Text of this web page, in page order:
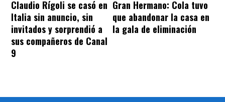
Claudio Rígoli se casó en
Italia sin anuncio, sin
invitados y sorprendió a
sus compañeros de Canal
9
Gran Hermano: Cola tuvo
que abandonar la casa en
la gala de eliminación